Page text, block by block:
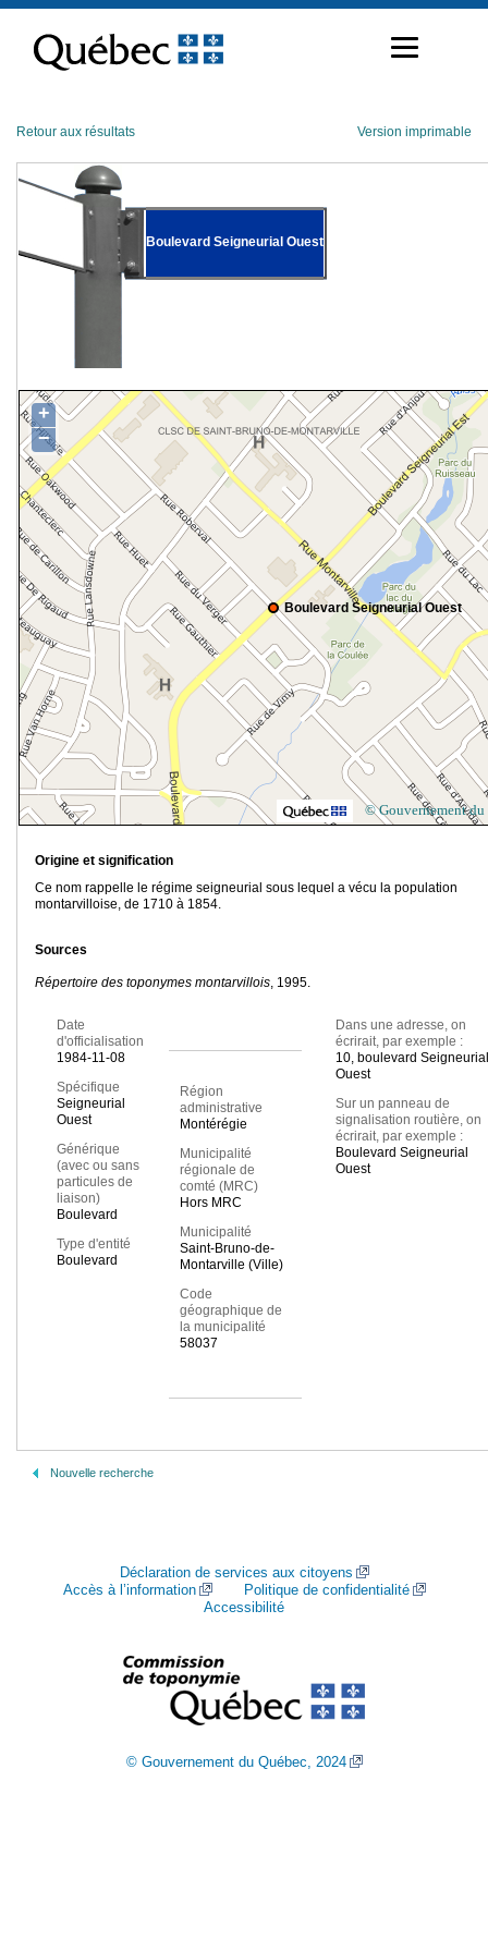
contenu
Retour aux résultats Version imprimable
Boulevard Seigneurial Ouest
Boulevard Seigneurial Ouest
+
−
© Gouvernement du
Origine et signification
Ce nom rappelle le régime seigneurial sous lequel a vécu la population
montarvilloise, de 1710 à 1854.
Sources
Répertoire des toponymes montarvillois, 1995.
Date
d'officialisation
1984-11-08
Spécifique
Seigneurial
Ouest
Générique
(avec ou sans
particules de
liaison)
Boulevard
Type d'entité
Boulevard
Région
administrative
Montérégie
Municipalité
régionale de
comté (MRC)
Hors MRC
Municipalité
Saint-Bruno-de-
Montarville (Ville)
Code
géographique de
la municipalité
58037
Dans une adresse, on
écrirait, par exemple :
10, boulevard Seigneurial
Ouest
Sur un panneau de
signalisation routière, on
écrirait, par exemple :
Boulevard Seigneurial
Ouest
Nouvelle recherche
Déclaration de services aux citoyens
Accès à l’information
Politique de confidentialité
Accessibilité
© Gouvernement du Québec, 2024